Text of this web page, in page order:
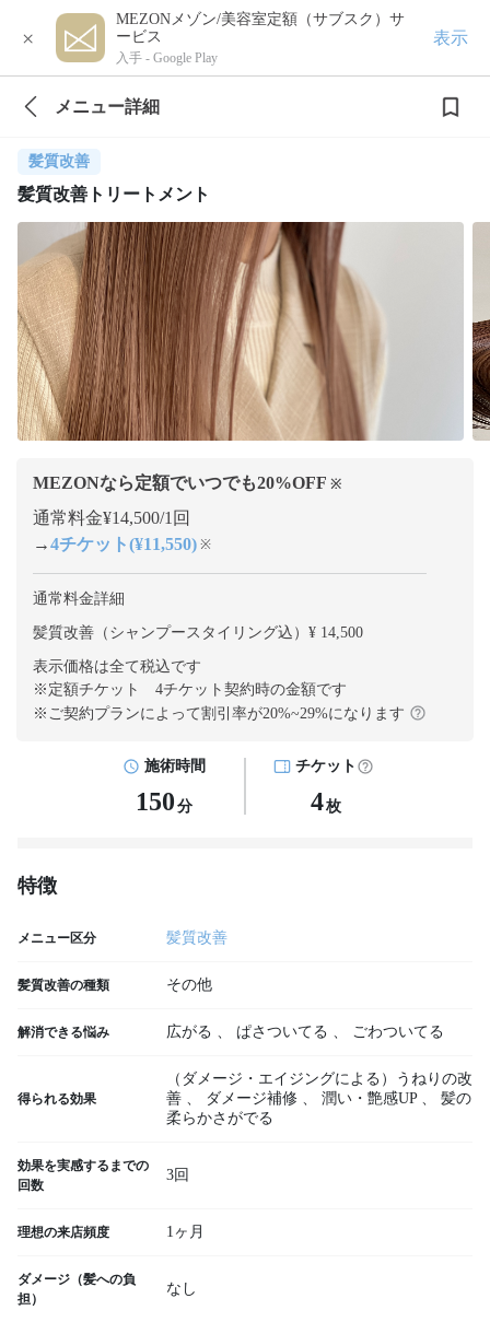
×
MEZONメゾン/美容室定額（サブスク）サ
ービス
入手 - Google Play
表示
メニュー詳細
髪質改善
髪質改善トリートメント
MEZONなら定額でいつでも20%OFF ※
通常料金¥14,500/1回
→4チケット(¥11,550) ※
通常料金詳細
髪質改善（シャンプースタイリング込）¥ 14,500
表示価格は全て税込です
※定額チケット 4チケット契約時の金額です
※ご契約プランによって割引率が20%~29%になります
施術時間
150 分
チケット
4枚
特徴
メニュー区分 髪質改善
髪質改善の種類 その他
解消できる悩み 広がる 、 ぱさついてる 、 ごわついてる
得られる効果
（ダメージ・エイジングによる）うねりの改
善 、 ダメージ補修 、 潤い・艶感UP 、
髪の
柔らかさがでる
効果を実感するまでの
回数
3回
理想の来店頻度 1ヶ月
ダメージ（髪への負
担）
なし